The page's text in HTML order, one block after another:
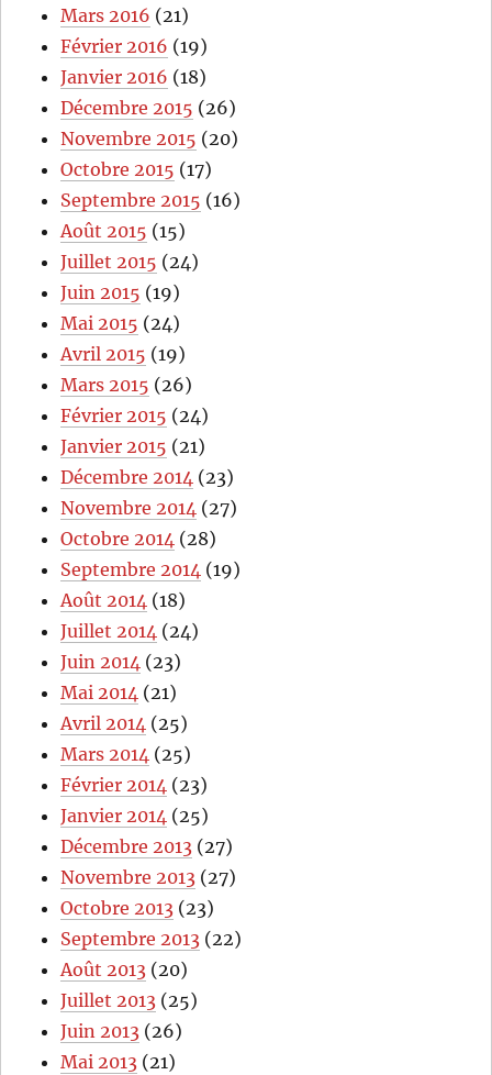
Mars 2016 (21)
Février 2016 (19)
Janvier 2016 (18)
Décembre 2015 (26)
Novembre 2015 (20)
Octobre 2015 (17)
Septembre 2015 (16)
Août 2015 (15)
Juillet 2015 (24)
Juin 2015 (19)
Mai 2015 (24)
Avril 2015 (19)
Mars 2015 (26)
Février 2015 (24)
Janvier 2015 (21)
Décembre 2014 (23)
Novembre 2014 (27)
Octobre 2014 (28)
Septembre 2014 (19)
Août 2014 (18)
Juillet 2014 (24)
Juin 2014 (23)
Mai 2014 (21)
Avril 2014 (25)
Mars 2014 (25)
Février 2014 (23)
Janvier 2014 (25)
Décembre 2013 (27)
Novembre 2013 (27)
Octobre 2013 (23)
Septembre 2013 (22)
Août 2013 (20)
Juillet 2013 (25)
Juin 2013 (26)
Mai 2013 (21)